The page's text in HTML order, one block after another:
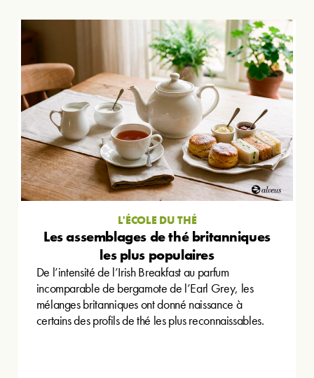
L'ÉCOLE DU THÉ
Les assemblages de thé britanniques
les plus populaires
De l’intensité de l’Irish Breakfast au parfum
incomparable de bergamote de l’Earl Grey, les
mélanges britanniques ont donné naissance à
certains des profils de thé les plus reconnaissables.